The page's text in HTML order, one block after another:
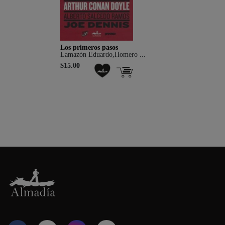
Los primeros pasos
Lamazón Eduardo,Homero ...
$15.00